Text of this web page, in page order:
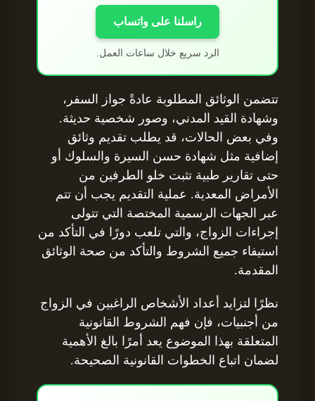
راسلنا على واتساب
الرد سريع خلال ساعات العمل.
تتضمن الوثائق المطلوبة عادةً جواز السفر،
وشهادة القيد المدني، وصور شخصية حديثة.
وفي بعض الحالات، قد يطلب تقديم وثائق
إضافية مثل شهادة حسن السيرة والسلوك أو
حتى تقارير طبية تثبت خلو الطرفين من
الأمراض المعدية. عملية التقديم يجب أن تتم
عبر الجهات الرسمية المختصة التي تتولى
إجراءات الزواج، والتي تلعب دورًا في التأكد من
استيفاء جميع الشروط والتأكد من صحة الوثائق
المقدمة.
نظرًا لتزايد أعداد الأشخاص الراغبين في الزواج
من أجنبيات، فإن فهم الشروط القانونية
المتعلقة بهذا الموضوع يعد أمرًا بالغ الأهمية
لضمان اتباع الخطوات القانونية الصحيحة.